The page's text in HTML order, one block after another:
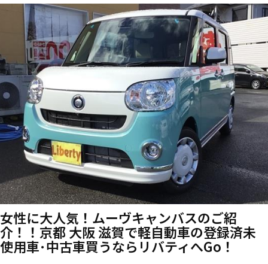
女性に大人気！ムーヴキャンバスのご紹
介！！京都 大阪 滋賀で軽自動車の登録済未
使用車･中古車買うならリバティへGo！